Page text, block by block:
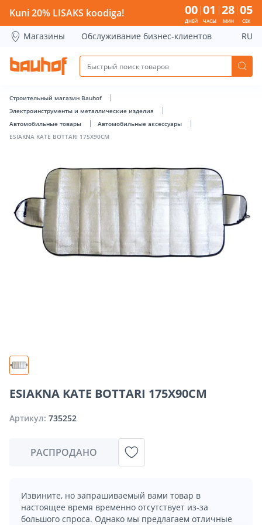
ESIAKNA KATE BOTTARI 175X90CM - Bauhof has loaded
Kuni 20% LISAKS koodiga! 00
ДНЕЙ
01
ЧАСЫ
28
МИН
04
СЕК
Магазины Обслуживание бизнес-клиентов RU
Строительный магазин Bauhof
Электроинструменты и металлические изделия
Автомобильные товары
Автомобильные аксессуары
ESIAKNA KATE BOTTARI 175X90CM
ESIAKNA KATE BOTTARI 175X90CM
Артикул: 735252
РАСПРОДАНО
Извините, но запрашиваемый вами товар в
настоящее время временно отсутствует из-за
большого спроса. Однако мы предлагаем отличные